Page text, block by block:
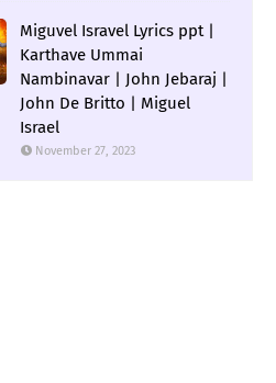
Miguvel Isravel Lyrics ppt |
Karthave Ummai
Nambinavar | John Jebaraj |
John De Britto | Miguel
Israel
November 27, 2023